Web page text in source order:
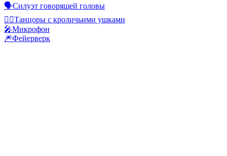
🗣️Силуэт говорящей головы
👯‍♂️Танцоры с кроличьими ушками
🎤Микрофон
🎆Фейерверк